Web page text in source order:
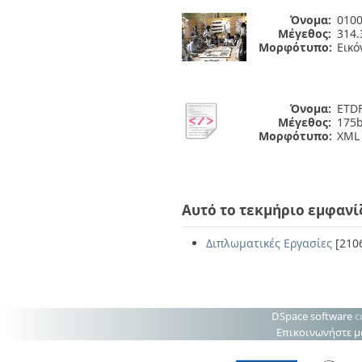
Όνομα:
Μέγεθος:
Μορφότυπο:
Όνομα:
Μέγεθος:
Μορφότυπο: XML
Αυτό το τεκμήριο
Διπλωματικές Εργασίες
DSpace software
Επικοινωνήστε